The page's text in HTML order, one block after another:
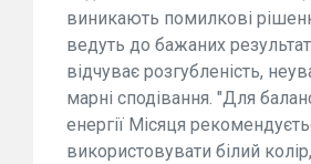
виникають помилкові
ведуть до бажаних
відчуває розгубленість,
марні сподівання. "Для
енергії Місяця
використовувати білий